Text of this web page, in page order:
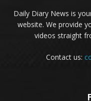
Daily Diary News is
website. We provide
videos straight
Contact us: